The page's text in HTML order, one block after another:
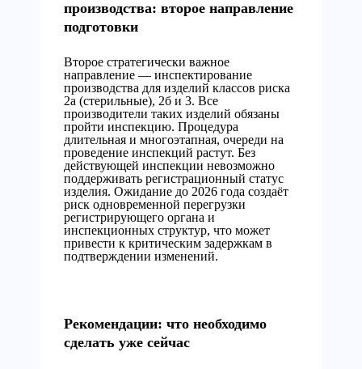
производства: второе направление
подготовки
Второе стратегически важное
направление — инспектирование
производства для изделий классов риска
2а (стерильные), 2б и 3. Все
производители таких изделий обязаны
пройти инспекцию. Процедура
длительная и многоэтапная, очереди на
проведение инспекций растут. Без
действующей инспекции невозможно
поддерживать регистрационный статус
изделия. Ожидание до 2026 года создаёт
риск одновременной перегрузки
регистрирующего органа и
инспекционных структур, что может
привести к критическим задержкам в
подтверждении изменений.
Рекомендации: что необходимо
сделать уже сейчас